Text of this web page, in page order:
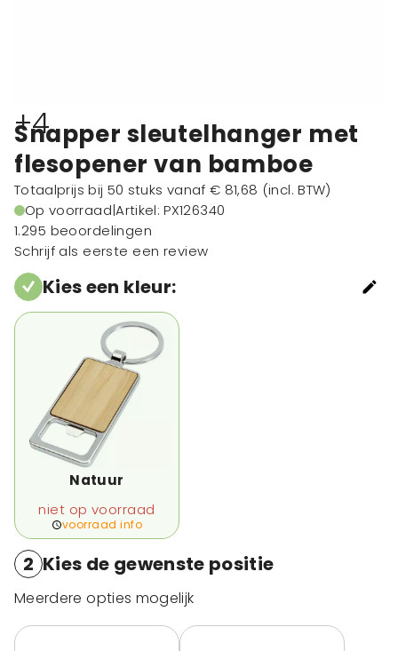
+4
Snapper sleutelhanger met
flesopener van bamboe
Totaalprijs bij 50 stuks vanaf € 81,68 (incl. BTW)
Op voorraad|Artikel: PX126340
1.295 beoordelingen
Schrijf als eerste een review
Kies een kleur:
Natuur
niet op voorraad
voorraad info
2 Kies de gewenste positie
Meerdere opties mogelijk